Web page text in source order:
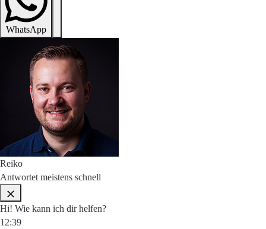
WhatsApp
Reiko
Antwortet meistens schnell
Hi! Wie kann ich dir helfen?
12:39